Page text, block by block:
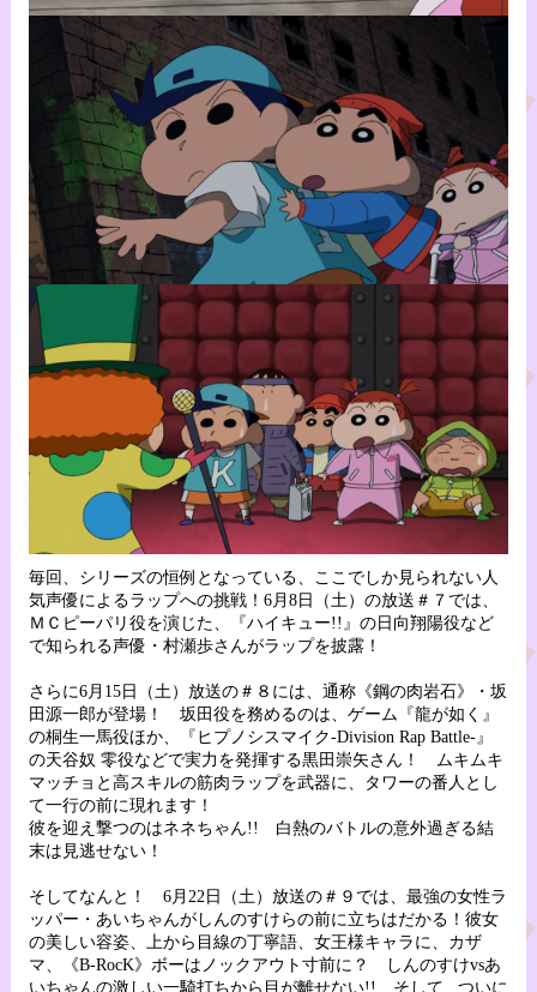
毎回、シリーズの恒例となっている、ここでしか見られない人
気声優によるラップへの挑戦！6月8日（土）の放送＃７では、
ＭＣピーパリ役を演じた、『ハイキュー!!』の日向翔陽役など
で知られる声優・村瀬歩さんがラップを披露！
さらに6月15日（土）放送の＃８には、通称《鋼の肉岩石》・坂
田源一郎が登場！ 坂田役を務めるのは、ゲーム『龍が如く』
の桐生一馬役ほか、『ヒプノシスマイク-Division Rap Battle-』
の天谷奴 零役などで実力を発揮する黒田崇矢さん！ ムキムキ
マッチョと高スキルの筋肉ラップを武器に、タワーの番人とし
て一行の前に現れます！
彼を迎え撃つのはネネちゃん!! 白熱のバトルの意外過ぎる結
末は見逃せない！
そしてなんと！ 6月22日（土）放送の＃９では、最強の女性ラ
ッパー・あいちゃんがしんのすけらの前に立ちはだかる！彼女
の美しい容姿、上から目線の丁寧語、女王様キャラに、カザ
マ、《B-RocK》ボーはノックアウト寸前に？ しんのすけvsあ
いちゃんの激しい一騎打ちから目が離せない!! そして...ついに